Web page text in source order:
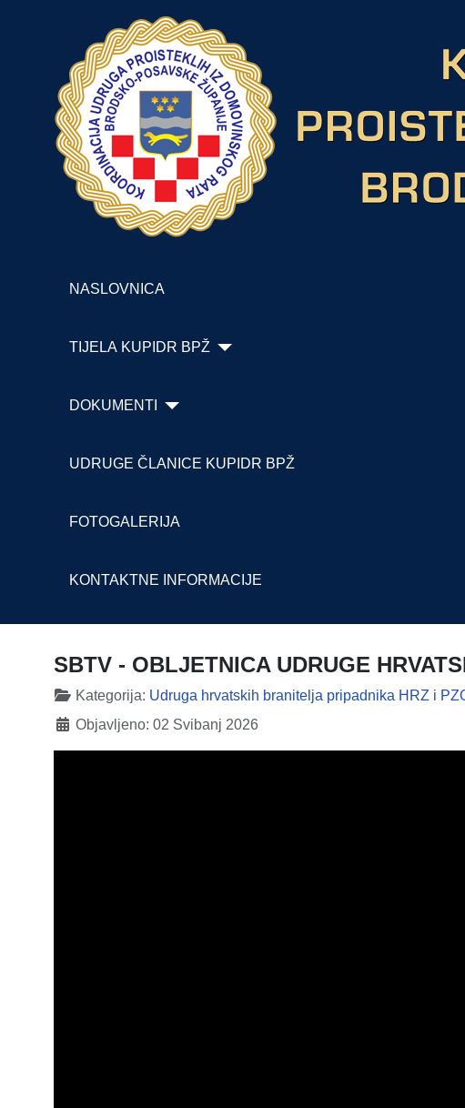
NASLOVNICA
TIJELA KUPIDR BPŽ
DOKUMENTI
UDRUGE ČLANICE KUPIDR BPŽ
FOTOGALERIJA
KONTAKTNE INFORMACIJE
SBTV - OBLJETNICA UDRUGE
DetaljiKategorija: Udruga hrvatskih branitelja pripadnika HRZ i
Objavljeno: 02 Svibanj 2026